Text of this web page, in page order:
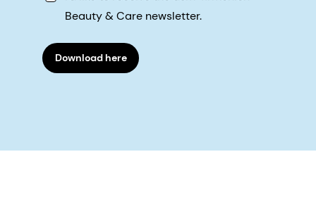
Beauty & Care newsletter.
Download here